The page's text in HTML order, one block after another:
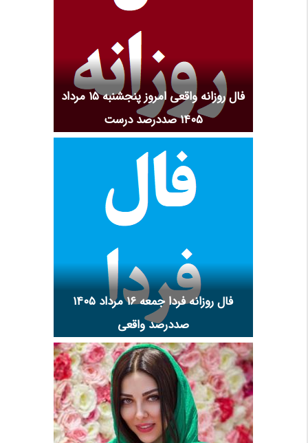
فال روزانه واقعی امروز پنجشنبه ۱۵ مرداد
۱۴۰۵ صددرصد درست
فال روزانه فردا جمعه ۱۶ مرداد ۱۴۰۵
صددرصد واقعی